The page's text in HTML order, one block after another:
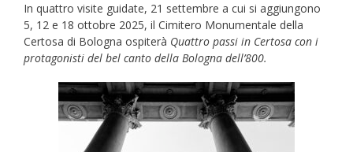
In quattro visite guidate, 21 settembre a cui si aggiungono
5, 12 e 18 ottobre 2025, il Cimitero Monumentale della
Certosa di Bologna ospiterà Quattro passi in Certosa con i
protagonisti del bel canto della Bologna dell’800.